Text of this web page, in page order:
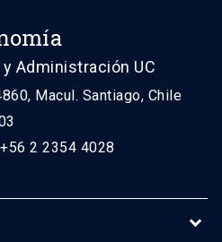
Administración UC
Macul. Santiago, Chile
2 2354 4028